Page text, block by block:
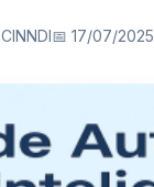
📅 17/07/2025